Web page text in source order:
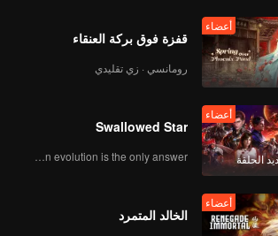
أعضاء
قفزة فوق بركة العنقاء
رومانسي · زي تقليدي
أعضاء
Swallowed Star
Human evolution is the only answer.
أعضاء
الخالد المتمرد